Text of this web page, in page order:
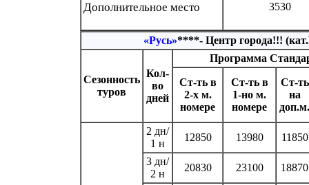
Дополнительное место 3530
«Русь»****- Центр города!!!
Сезонность
туров
Кол-
во
дней
Программа
Ст-ть в
2-х м.
номере
Ст-ть в
1-но м.
номере
Ст-ть
на
доп.м.
2 дн/
1 н
12850 13980 11850
3 дн/
2 н
20830 23100 18870